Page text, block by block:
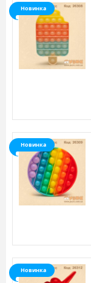
Новинка
Новинка
Новинка